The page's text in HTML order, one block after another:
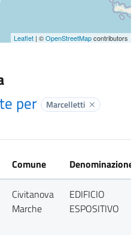
Leaflet | ©OpenStreetMapcontributors
per MarcellettiElimina
Comune Denominazione
Civitanova
Marche
EDIFICIO
ESPOSITIVO